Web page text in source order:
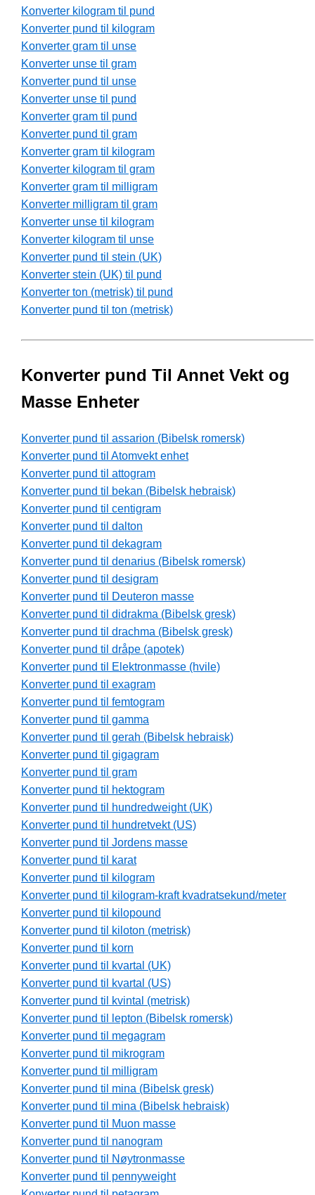
Konverter kilogram til pund
Konverter pund til kilogram
Konverter gram til unse
Konverter unse til gram
Konverter pund til unse
Konverter unse til pund
Konverter gram til pund
Konverter pund til gram
Konverter gram til kilogram
Konverter kilogram til gram
Konverter gram til milligram
Konverter milligram til gram
Konverter unse til kilogram
Konverter kilogram til unse
Konverter pund til stein (UK)
Konverter stein (UK) til pund
Konverter ton (metrisk) til pund
Konverter pund til ton (metrisk)
Konverter pund Til Annet Vekt og
Masse Enheter
Konverter pund til assarion (Bibelsk romersk)
Konverter pund til Atomvekt enhet
Konverter pund til attogram
Konverter pund til bekan (Bibelsk hebraisk)
Konverter pund til centigram
Konverter pund til dalton
Konverter pund til dekagram
Konverter pund til denarius (Bibelsk romersk)
Konverter pund til desigram
Konverter pund til Deuteron masse
Konverter pund til didrakma (Bibelsk gresk)
Konverter pund til drachma (Bibelsk gresk)
Konverter pund til dråpe (apotek)
Konverter pund til Elektronmasse (hvile)
Konverter pund til exagram
Konverter pund til femtogram
Konverter pund til gamma
Konverter pund til gerah (Bibelsk hebraisk)
Konverter pund til gigagram
Konverter pund til gram
Konverter pund til hektogram
Konverter pund til hundredweight (UK)
Konverter pund til hundretvekt (US)
Konverter pund til Jordens masse
Konverter pund til karat
Konverter pund til kilogram
Konverter pund til kilogram-kraft kvadratsekund/meter
Konverter pund til kilopound
Konverter pund til kiloton (metrisk)
Konverter pund til korn
Konverter pund til kvartal (UK)
Konverter pund til kvartal (US)
Konverter pund til kvintal (metrisk)
Konverter pund til lepton (Bibelsk romersk)
Konverter pund til megagram
Konverter pund til mikrogram
Konverter pund til milligram
Konverter pund til mina (Bibelsk gresk)
Konverter pund til mina (Bibelsk hebraisk)
Konverter pund til Muon masse
Konverter pund til nanogram
Konverter pund til Nøytronmasse
Konverter pund til pennyweight